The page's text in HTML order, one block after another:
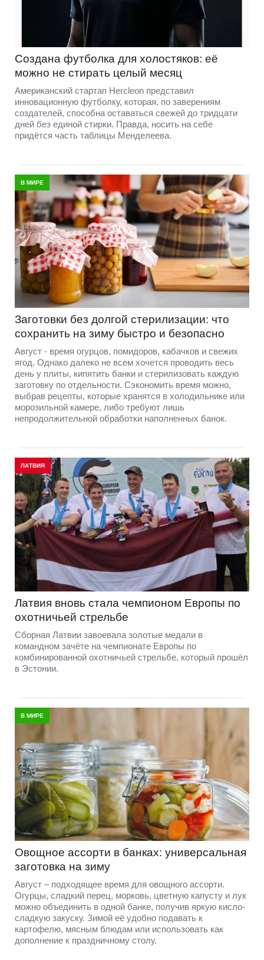
Создана футболка для холостяков: её
можно не стирать целый месяц
Американский стартап Hercleon представил
инновационную футболку, которая, по заверениям
создателей, способна оставаться свежей до тридцати
дней без единой стирки. Правда, носить на себе
придётся часть таблицы Менделеева.
В МИРЕ
Заготовки без долгой стерилизации: что
сохранить на зиму быстро и безопасно
Август - время огурцов, помидоров, кабачков и свежих
ягод. Однако далеко не всем хочется проводить весь
день у плиты, кипятить банки и стерилизовать каждую
заготовку по отдельности. Сэкономить время можно,
выбрав рецепты, которые хранятся в холодильнике или
морозильной камере, либо требуют лишь
непродолжительной обработки наполненных банок.
ЛАТВИЯ
Латвия вновь стала чемпионом Европы по
охотничьей стрельбе
Сборная Латвии завоевала золотые медали в
командном зачёте на чемпионате Европы по
комбинированной охотничьей стрельбе, который прошёл
в Эстонии.
В МИРЕ
Овощное ассорти в банках: универсальная
заготовка на зиму
Август – подходящее время для овощного ассорти.
Огурцы, сладкий перец, морковь, цветную капусту и лук
можно объединить в одной банке, получив яркую кисло-
сладкую закуску. Зимой её удобно подавать к
картофелю, мясным блюдам или использовать как
дополнение к праздничному столу.